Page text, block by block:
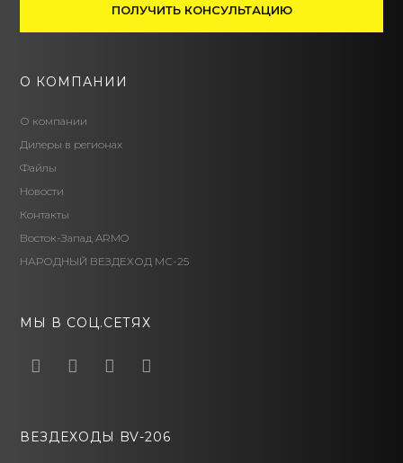
ПОЛУЧИТЬ КОНСУЛЬТАЦИЮ
О КОМПАНИИ
О компании
Дилеры в регионах
Файлы
Новости
Контакты
Восток-Запад ARMO
НАРОДНЫЙ ВЕЗДЕХОД МС-25
МЫ В СОЦ.СЕТЯХ
Facebook Whatsapp
ВЕЗДЕХОДЫ BV-206